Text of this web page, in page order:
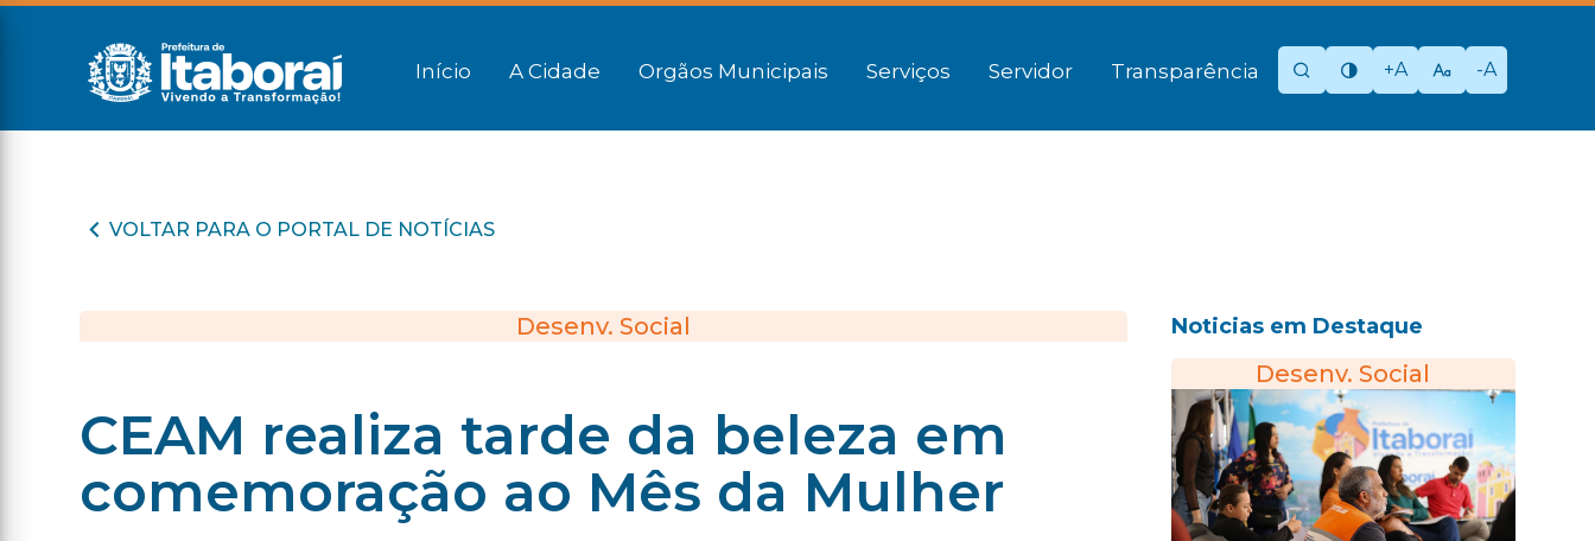
Início A Cidade Orgãos Municipais Serviços Servidor Transparência +A -A
VOLTAR PARA O PORTAL DE NOTÍCIAS
Desenv. Social
CEAM realiza tarde da beleza em
comemoração ao Mês da Mulher
Noticias em Destaque
Desenv. Social